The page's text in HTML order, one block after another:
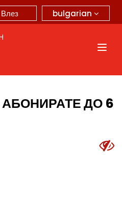
bulgarian
Влез
ДО 6